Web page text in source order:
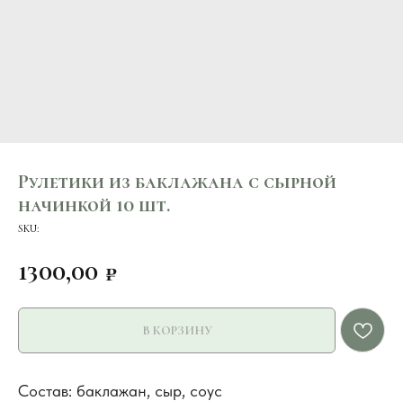
Рулетики из баклажана с сырной
начинкой 10 шт.
SKU:
1300,00 ₽
В КОРЗИНУ
Состав: баклажан, сыр, соус